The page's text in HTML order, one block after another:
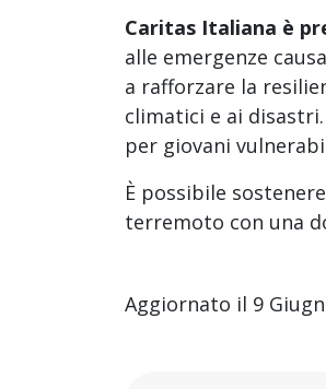
Caritas Italiana è
alle emergenze
a rafforzare la
climatici e ai
per giovani
È possibile
terremoto con una
Aggiornato il 9